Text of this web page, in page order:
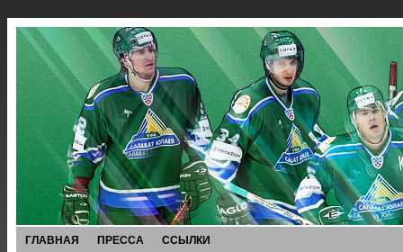
ГЛАВНАЯ ПРЕССА ССЫЛКИ